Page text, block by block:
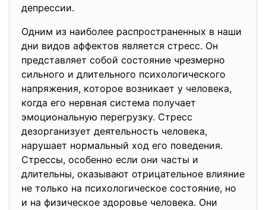
депрессии.
Одним из наиболее распространенных в наши
дни видов аффектов является стресс. Он
представляет собой состояние чрезмерно
сильного и длительного психологического
напряжения, которое возникает у человека,
когда его нервная система получает
эмоциональную перегрузку. Стресс
дезорганизует деятельность человека,
нарушает нормальный ход его поведения.
Стрессы, особенно если они часты и
длительны, оказывают отрицательное влияние
не только на психологическое состояние, но
и на физическое здоровье человека. Они